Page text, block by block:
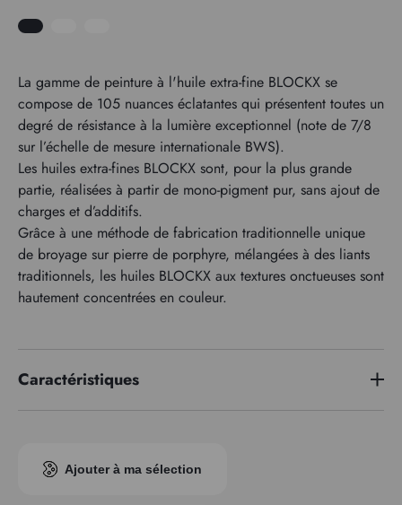
La gamme de peinture à l'huile extra-fine BLOCKX se
compose de 105 nuances éclatantes qui présentent toutes un
degré de résistance à la lumière exceptionnel (note de 7/8
sur l’échelle de mesure internationale BWS).
Les huiles extra-fines BLOCKX sont, pour la plus grande
partie, réalisées à partir de mono-pigment pur, sans ajout de
charges et d’additifs.
Grâce à une méthode de fabrication traditionnelle unique
de broyage sur pierre de porphyre, mélangées à des liants
traditionnels, les huiles BLOCKX aux textures onctueuses sont
hautement concentrées en couleur.
Caractéristiques
Indice pigmentaire
Ajouter à ma sélection